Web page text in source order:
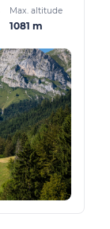
Max. altitude
1081 m